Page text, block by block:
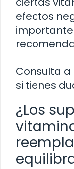
efectos
Consulta a
si tienes
¿Los